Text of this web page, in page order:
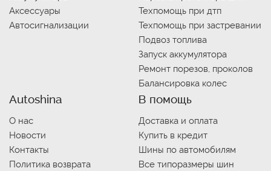
Аксессуары
Автосигнализации
Техпомощь при дтп
Техпомощь при застревании
Подвоз топлива
Запуск аккумулятора
Ремонт порезов, проколов
Балансировка колес
Autoshina
О нас
Новости
Контакты
Политика возврата
В помощь
Доставка и оплата
Купить в кредит
Шины по автомобилям
Все типоразмеры шин